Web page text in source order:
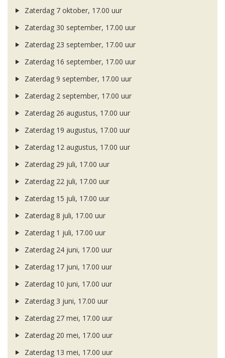
Zaterdag 7 oktober, 17.00 uur
Zaterdag 30 september, 17.00 uur
Zaterdag 23 september, 17.00 uur
Zaterdag 16 september, 17.00 uur
Zaterdag 9 september, 17.00 uur
Zaterdag 2 september, 17.00 uur
Zaterdag 26 augustus, 17.00 uur
Zaterdag 19 augustus, 17.00 uur
Zaterdag 12 augustus, 17.00 uur
Zaterdag 29 juli, 17.00 uur
Zaterdag 22 juli, 17.00 uur
Zaterdag 15 juli, 17.00 uur
Zaterdag 8 juli, 17.00 uur
Zaterdag 1 juli, 17.00 uur
Zaterdag 24 juni, 17.00 uur
Zaterdag 17 juni, 17.00 uur
Zaterdag 10 juni, 17.00 uur
Zaterdag 3 juni, 17.00 uur
Zaterdag 27 mei, 17.00 uur
Zaterdag 20 mei, 17.00 uur
Zaterdag 13 mei, 17.00 uur